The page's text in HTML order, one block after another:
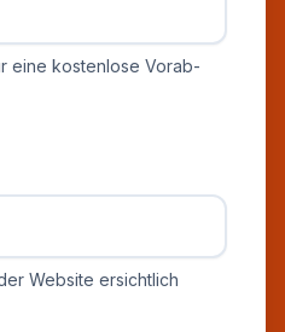
eine kostenlose Vorab-
Website ersichtlich